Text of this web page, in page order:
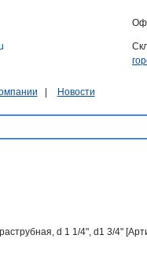
Новости
d 1 1/4", d1 3/4"